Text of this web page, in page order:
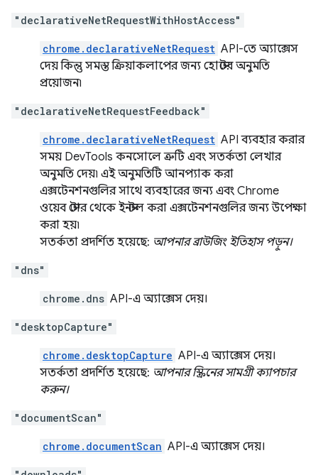
"declarativeNetRequestWithHostAccess"
chrome.declarativeNetRequest API-তে অ্যাক্সেস
দেয় কিন্তু সমস্ত ক্রিয়াকলাপের জন্য হোস্টের অনুমতি
প্রয়োজন৷
"declarativeNetRequestFeedback"
chrome.declarativeNetRequest API ব্যবহার করার
সময় DevTools কনসোলে ত্রুটি এবং সতর্কতা লেখার
অনুমতি দেয়৷ এই অনুমতিটি আনপ্যাক করা
এক্সটেনশনগুলির সাথে ব্যবহারের জন্য এবং Chrome
ওয়েব স্টোর থেকে ইনস্টল করা এক্সটেনশনগুলির জন্য উপেক্ষা
করা হয়৷
সতর্কতা প্রদর্শিত হয়েছে: আপনার ব্রাউজিং ইতিহাস পড়ুন।
"dns"
chrome.dns API-এ অ্যাক্সেস দেয়।
"desktopCapture"
chrome.desktopCapture API-এ অ্যাক্সেস দেয়।
সতর্কতা প্রদর্শিত হয়েছে: আপনার স্ক্রিনের সামগ্রী ক্যাপচার
করুন।
"documentScan"
chrome.documentScan API-এ অ্যাক্সেস দেয়।